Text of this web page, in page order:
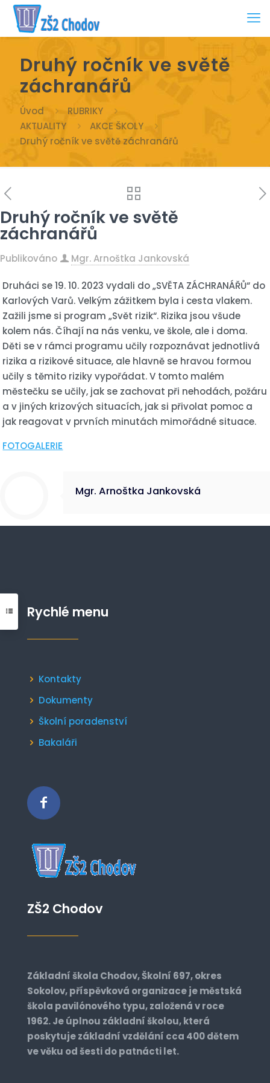
Druhý ročník ve světě
záchranářů
Úvod
RUBRIKY
AKTUALITY
AKCE ŠKOLY
Druhý ročník ve světě záchranářů
Druhý ročník ve světě
záchranářů
Publikováno Mgr. Arnoštka Jankovská
Druháci se 19. 10. 2023 vydali do „SVĚTA ZÁCHRANÁŘŮ“ do
Karlových Varů. Velkým zážitkem byla i cesta vlakem.
Zažili jsme si program „Svět rizik“. Rizika jsou všude
kolem nás. Číhají na nás venku, ve škole, ale i doma.
Děti se v rámci programu učily rozpoznávat jednotlivá
rizika a rizikové situace, ale hlavně se hravou formou
učily s těmito riziky vypořádat. V tomto malém
městečku se učily, jak se zachovat při nehodách, požáru
a v jiných krizových situacích, jak si přivolat pomoc a
jak reagovat v prvních minutách mimořádné situace.
FOTOGALERIE
Mgr. Arnoštka Jankovská
Rychlé menu
Kontakty
Dokumenty
Školní poradenství
Bakaláři
ZŠ2 Chodov
Základní škola Chodov, Školní 697, okres
Sokolov, příspěvková organizace je městská
škola pavilónového typu, založená v roce
1962. Je úplnou základní školou, která
poskytuje základní vzdělání cca 400 dětem
ve věku od šesti do patnácti let.